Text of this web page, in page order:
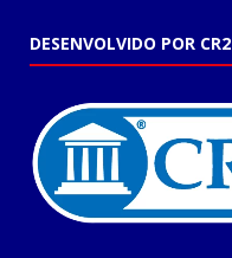
DESENVOLVIDO POR CR2